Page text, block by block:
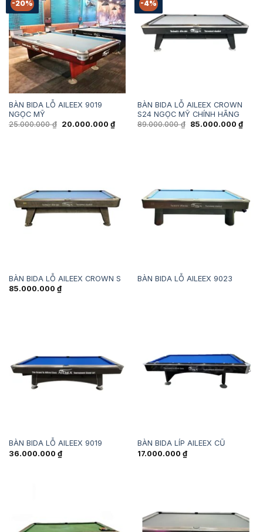
-20%
BÀN BIDA LỖ AILEEX 9019
NGỌC MỸ
25.000.000₫
Giá
20.000.000 ₫Giá
hiện
-4%
BÀN BIDA LỖ AILEEX CROWN
S24 NGỌC MỸ CHÍNH HÃNG
89.000.000₫
Giá
85.000.000 ₫Giá
hiện
BÀN BIDA LỖ AILEEX CROWN S
85.000.000 ₫
BÀN BIDA LỖ AILEEX 9023
BÀN BIDA LỖ AILEEX 9019
36.000.000 ₫
BÀN BIDA LÍP AILEEX CŨ
17.000.000 ₫